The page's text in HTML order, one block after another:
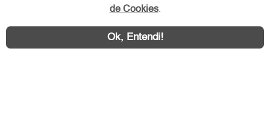
de Cookies.
Ok, Entendi!